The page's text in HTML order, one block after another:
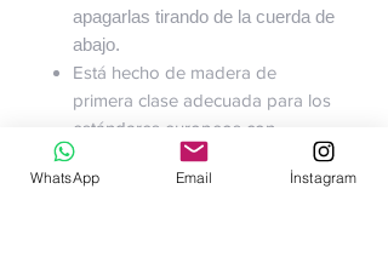
apagarlas tirando de la cuerda de
abajo.
Está hecho de madera de
primera clase adecuada para los
estándares europeos con
certificación E1.
En nuestros productos se utiliza
WhatsApp Email İnstagram